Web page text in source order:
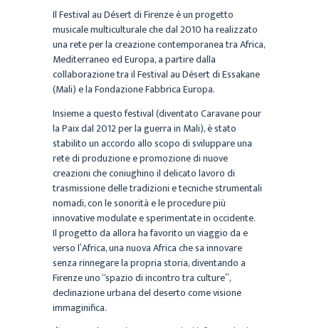
Il Festival au Désert di Firenze è un progetto
musicale multiculturale che dal 2010 ha realizzato
una rete per la creazione contemporanea tra Africa,
Mediterraneo ed Europa, a partire dalla
collaborazione tra il Festival au Désert di Essakane
(Mali) e la Fondazione Fabbrica Europa.
Insieme a questo festival (diventato Caravane pour
la Paix dal 2012 per la guerra in Mali), è stato
stabilito un accordo allo scopo di sviluppare una
rete di produzione e promozione di nuove
creazioni che coniughino il delicato lavoro di
trasmissione delle tradizioni e tecniche strumentali
nomadi, con le sonorità e le procedure più
innovative modulate e sperimentate in occidente.
Il progetto da allora ha favorito un viaggio da e
verso l’Africa, una nuova Africa che sa innovare
senza rinnegare la propria storia, diventando a
Firenze uno “spazio di incontro tra culture”,
declinazione urbana del deserto come visione
immaginifica.